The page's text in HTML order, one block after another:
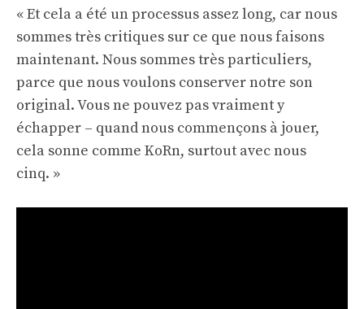
« Et cela a été un processus assez long, car nous
sommes très critiques sur ce que nous faisons
maintenant. Nous sommes très particuliers,
parce que nous voulons conserver notre son
original. Vous ne pouvez pas vraiment y
échapper – quand nous commençons à jouer,
cela sonne comme KoRn, surtout avec nous
cinq. »